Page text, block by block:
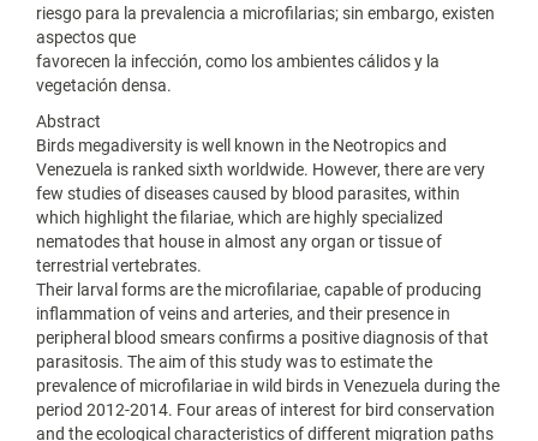
riesgo para la prevalencia a microfilarias; sin embargo, existen
aspectos que
favorecen la infección, como los ambientes cálidos y la
vegetación densa.
Abstract
Birds megadiversity is well known in the Neotropics and
Venezuela is ranked sixth worldwide. However, there are very
few studies of diseases caused by blood parasites, within
which highlight the filariae, which are highly specialized
nematodes that house in almost any organ or tissue of
terrestrial vertebrates.
Their larval forms are the microfilariae, capable of producing
inflammation of veins and arteries, and their presence in
peripheral blood smears confirms a positive diagnosis of that
parasitosis. The aim of this study was to estimate the
prevalence of microfilariae in wild birds in Venezuela during the
period 2012-2014. Four areas of interest for bird conservation
and the ecological characteristics of different migration paths